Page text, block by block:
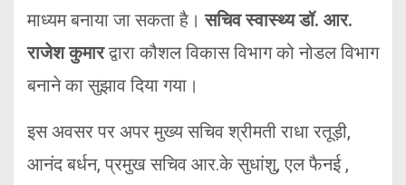
माध्यम बनाया जा सकता है।सचिव स्वास्थ्य डॉ. आर.
राजेश कुमारद्वारा कौशल विकास विभाग को नोडल विभाग
बनाने का सुझाव दिया गया।
इस अवसर पर अपर मुख्य सचिव श्रीमती राधा रतूड़ी,
आनंद बर्धन, प्रमुख सचिव आर.के सुधांशु, एल फैनई ,